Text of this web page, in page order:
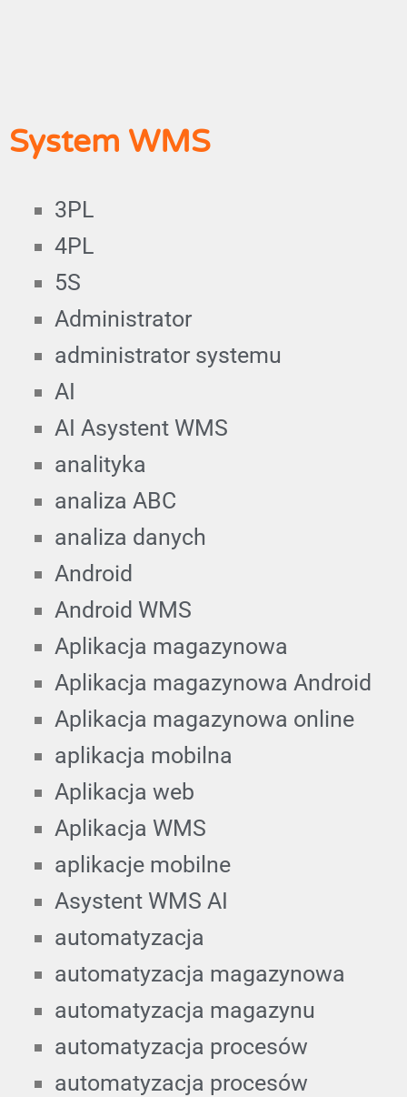
System WMS
3PL
4PL
5S
Administrator
administrator systemu
AI
AI Asystent WMS
analityka
analiza ABC
analiza danych
Android
Android WMS
Aplikacja magazynowa
Aplikacja magazynowa Android
Aplikacja magazynowa online
aplikacja mobilna
Aplikacja web
Aplikacja WMS
aplikacje mobilne
Asystent WMS AI
automatyzacja
automatyzacja magazynowa
automatyzacja magazynu
automatyzacja procesów
automatyzacja procesów